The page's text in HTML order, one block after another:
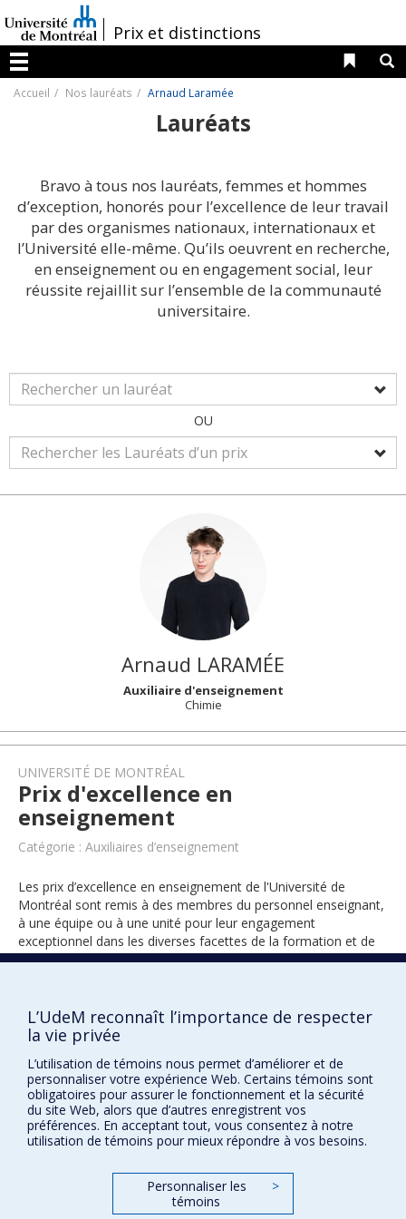
au
contenu
/Prix et distinctions
Menu
Liens
Accueil Nos lauréats Arnaud Laramée
Lauréats
Bravo à tous nos lauréats, femmes et hommes
d’exception, honorés pour l’excellence de leur travail
par des organismes nationaux, internationaux et
l’Université elle-même. Qu’ils oeuvrent en recherche,
en enseignement ou en engagement social, leur
réussite rejaillit sur l’ensemble de la communauté
universitaire.
OU
Arnaud LARAMÉE
Auxiliaire d'enseignement
Chimie
UNIVERSITÉ DE MONTRÉAL
Prix d'excellence en
enseignement
Catégorie : Auxiliaires d’enseignement
Les prix d’excellence en enseignement de l'Université de
Montréal sont remis à des membres du personnel enseignant,
à une équipe ou à une unité pour leur engagement
exceptionnel dans les diverses facettes de la formation et de
l’encadrement des étudiants.
Prix et distinctions
L’UdeM reconnaît l’importance de respecter
la vie privée
L’utilisation de témoins nous permet d’améliorer et de
personnaliser votre expérience Web. Certains témoins sont
obligatoires pour assurer le fonctionnement et la sécurité
du site Web, alors que d’autres enregistrent vos
préférences. En acceptant tout, vous consentez à notre
utilisation de témoins pour mieux répondre à vos besoins.
Personnaliser les
témoins
>